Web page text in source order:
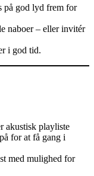
på god lyd frem for
naboer – eller invitér
i god tid.
akustisk playliste
for at få gang i
med mulighed for